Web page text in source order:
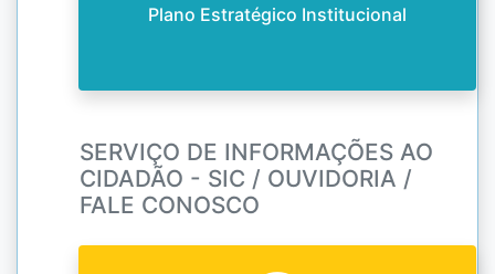
Plano Estratégico Institucional
SERVIÇO DE INFORMAÇÕES AO
CIDADÃO - SIC / OUVIDORIA /
FALE CONOSCO